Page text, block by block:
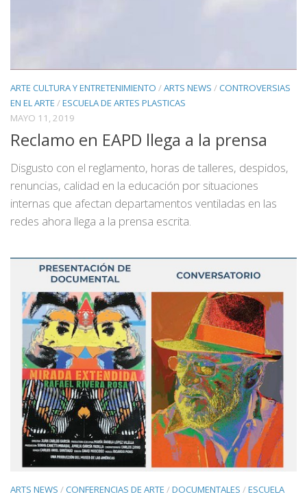
ARTE CULTURA Y ENTRETENIMIENTO /ARTS NEWS /CONTROVERSIAS
EN EL ARTE /ESCUELA DE ARTES PLASTICAS
MAYO 11, 2019
Reclamo en EAPD llega a la prensa
Disgusto con el reglamento, horas de talleres, despidos,
renuncias, calidad en la educación por situaciones
internas que afectan departamentos ventiladas en las
redes ahora llega a la prensa escrita.
ARTS NEWS /CONFERENCIAS DE ARTE /DOCUMENTALES /ESCUELA